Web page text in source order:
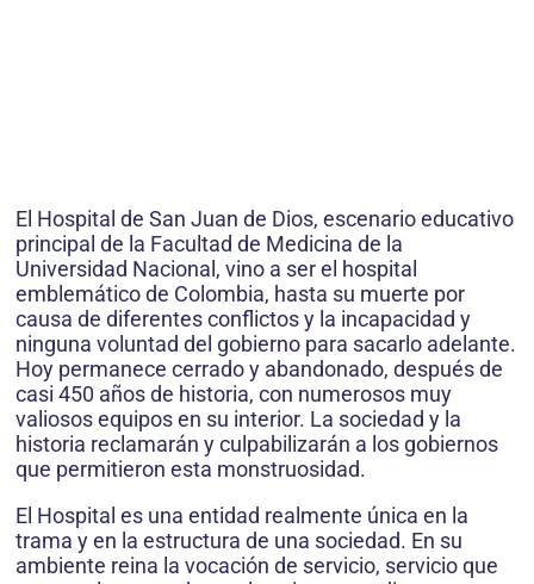
El Hospital de San Juan de Dios, escenario educativo
principal de la Facultad de Medicina de la
Universidad Nacional, vino a ser el hospital
emblemático de Colombia, hasta su muerte por
causa de diferentes conflictos y la incapacidad y
ninguna voluntad del gobierno para sacarlo adelante.
Hoy permanece cerrado y abandonado, después de
casi 450 años de historia, con numerosos muy
valiosos equipos en su interior. La sociedad y la
historia reclamarán y culpabilizarán a los gobiernos
que permitieron esta monstruosidad.
El Hospital es una entidad realmente única en la
trama y en la estructura de una sociedad. En su
ambiente reina la vocación de servicio, servicio que